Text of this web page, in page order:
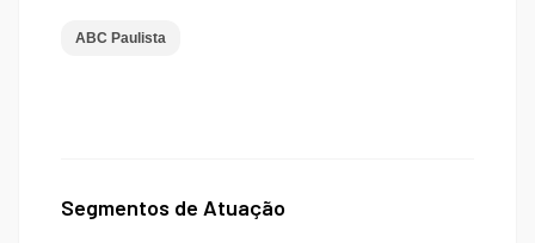
ABC Paulista
Segmentos de Atuação